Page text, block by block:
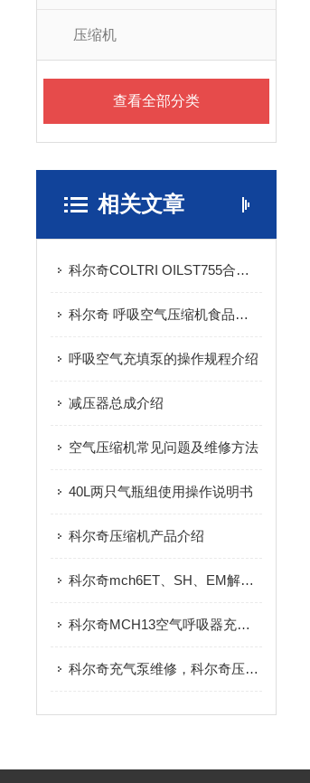
压缩机
查看全部分类
相关文章
科尔奇COLTRI OILST755合成润滑油添加事项
科尔奇 呼吸空气压缩机食品级合成润滑油CE750产品说明
呼吸空气充填泵的操作规程介绍
减压器总成介绍
空气压缩机常见问题及维修方法
40L两只气瓶组使用操作说明书
科尔奇压缩机产品介绍
科尔奇mch6ET、SH、EM解决活塞式压缩机异常声音
科尔奇MCH13空气呼吸器充气泵使用技巧
科尔奇充气泵维修，科尔奇压缩机维修保养，mch呼吸空气压缩机